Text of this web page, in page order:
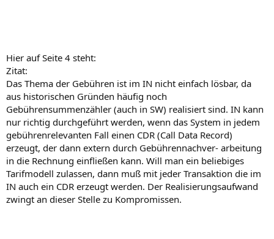
Hier auf Seite 4 steht:
Zitat:
Das Thema der Gebühren ist im IN nicht einfach lösbar, da
aus historischen Gründen häufig noch
Gebührensummenzähler (auch in SW) realisiert sind. IN kann
nur richtig durchgeführt werden, wenn das System in jedem
gebührenrelevanten Fall einen CDR (Call Data Record)
erzeugt, der dann extern durch Gebührennachver- arbeitung
in die Rechnung einfließen kann. Will man ein beliebiges
Tarifmodell zulassen, dann muß mit jeder Transaktion die im
IN auch ein CDR erzeugt werden. Der Realisierungsaufwand
zwingt an dieser Stelle zu Kompromissen.